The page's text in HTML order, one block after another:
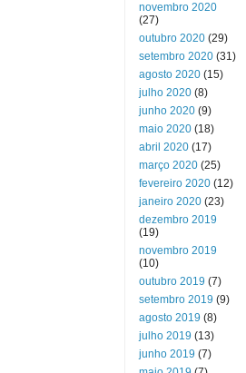
novembro 2020
(27)
outubro 2020 (29)
setembro 2020 (31)
agosto 2020 (15)
julho 2020 (8)
junho 2020 (9)
maio 2020 (18)
abril 2020 (17)
março 2020 (25)
fevereiro 2020 (12)
janeiro 2020 (23)
dezembro 2019
(19)
novembro 2019
(10)
outubro 2019 (7)
setembro 2019 (9)
agosto 2019 (8)
julho 2019 (13)
junho 2019 (7)